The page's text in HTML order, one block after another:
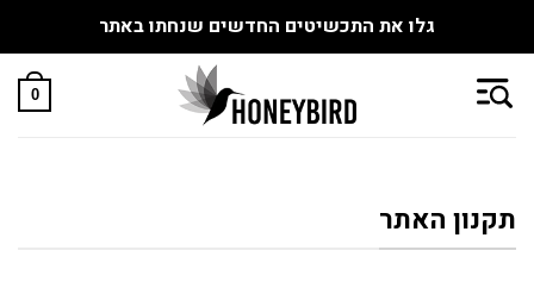
גלו את התכשיטים החדשים שנחתו באתר
0
תקנון האתר